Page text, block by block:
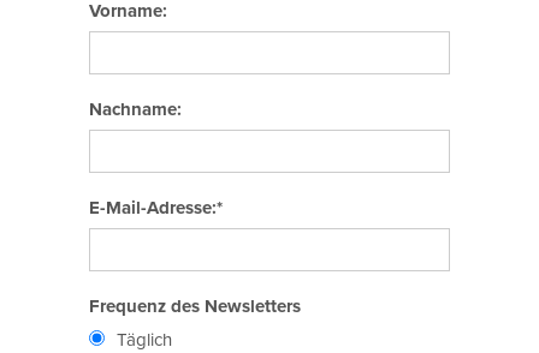
Vorname:
Nachname:
E-Mail-Adresse:*
Frequenz des Newsletters
Täglich